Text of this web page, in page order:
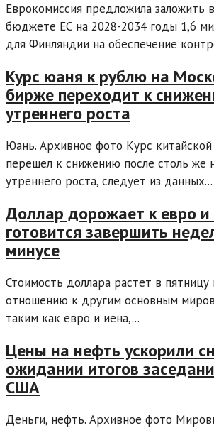
Еврокомиссия предложила заложить
бюджете ЕС на 2028-2034 годы 1,6
для Финляндии на обеспечение
Курс юаня к рублю на
бирже переходит к
утреннего роста
Юань. Архивное фото Курс
перешел к снижению после столь же
утреннего роста, следует из данных...
Доллар дорожает к евро и
готовится завершить
минусе
Стоимость доллара растет в
отношению к другим основным
таким как евро и иена,...
Цены на нефть ускорили
ожидании итогов
США
Деньги, нефть. Архивное фото